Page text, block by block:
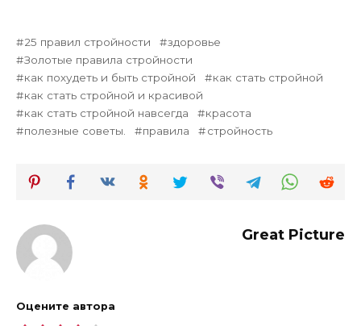
25 правил стройности
здоровье
Золотые правила стройности
как похудеть и быть стройной
как стать стройной
как стать стройной и красивой
как стать стройной навсегда
красота
полезные советы.
правила стройность
Great Picture
Оцените автора